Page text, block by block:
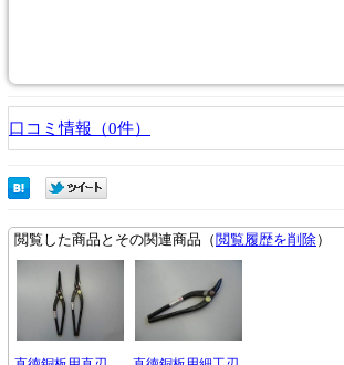
口コミ情報（0件）